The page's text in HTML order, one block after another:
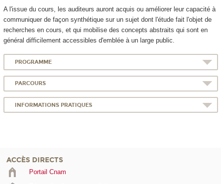
A l'issue du cours, les auditeurs auront acquis ou améliorer leur capacité à
communiquer de façon synthétique sur un sujet dont l'étude fait l'objet de
recherches en cours, et qui mobilise des concepts abstraits qui sont en
général difficilement accessibles d'emblée à un large public.
PROGRAMME
PARCOURS
INFORMATIONS PRATIQUES
ACCÈS DIRECTS
Portail Cnam